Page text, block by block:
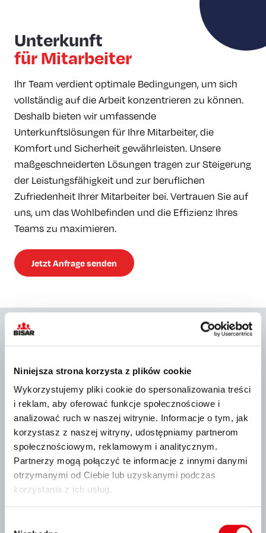
Niniejsza strona korzysta z plików cookie
Wykorzystujemy pliki cookie do spersonalizowania treści
i reklam, aby oferować funkcje społecznościowe i
analizować ruch w naszej witrynie. Informacje o tym, jak
korzystasz z naszej witryny, udostępniamy partnerom
społecznościowym, reklamowym i analitycznym.
Partnerzy mogą połączyć te informacje z innymi danymi
otrzymanymi od Ciebie lub uzyskanymi podczas
korzystania z ich usług.
Unterkunft
für Mitarbeiter
Ihr Team verdient optimale Bedingungen, um sich
vollständig auf die Arbeit konzentrieren zu können.
Deshalb bieten wir umfassende
Unterkunftslösungen für Ihre Mitarbeiter, die
Komfort und Sicherheit gewährleisten. Unsere
maßgeschneiderten Lösungen tragen zur Steigerung
der Leistungsfähigkeit und zur beruflichen
Zufriedenheit Ihrer Mitarbeiter bei. Vertrauen Sie auf
uns, um das Wohlbefinden und die Effizienz Ihres
Teams zu maximieren.
Jetzt Anfrage senden
Sparen Sie wertvolle Zeit und
Ressourcen